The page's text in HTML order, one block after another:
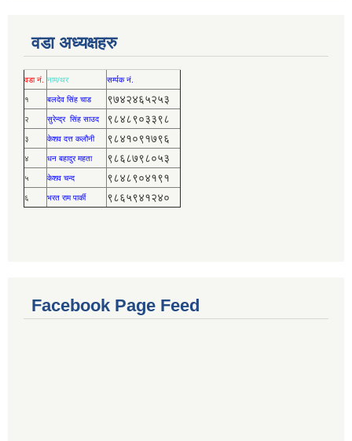
वडा अध्यक्षहरु
वडा नं. नाम/थर सर्म्पक नं.
१ बलदेव सिंह चाड ९७४२४६५२५३
२ सुरेन्द्र सिंह साउद ९८४८९०३३९८
३ केशव दत्त कलौनी ९८४१०९१७९६
४ धन बहादुर महता ९८६८७९८०५३
५ केशव चन्द ९८४८९०४१९१
६ भरत राम पार्की ९८६५९४१२४०
Facebook Page Feed